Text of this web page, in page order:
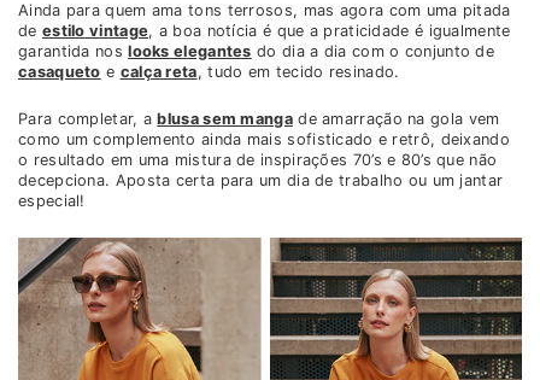
Ainda para quem ama tons terrosos, mas agora com uma pitada
de estilo vintage, a boa notícia é que a praticidade é igualmente
garantida noslooks elegantes do dia a dia com o conjunto de
casaqueto e calça reta, tudo em tecido resinado.
Para completar, ablusa sem mangade amarração na gola vem
como um complemento ainda mais sofisticado e retrô, deixando
o resultado em uma mistura de inspirações 70’s e 80’s que não
decepciona. Aposta certa para um dia de trabalho ou um jantar
especial!